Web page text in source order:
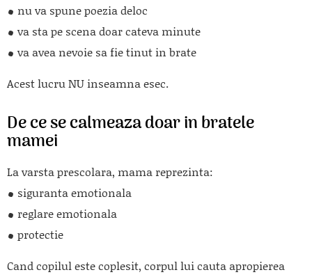
nu va spune poezia deloc
va sta pe scena doar cateva minute
va avea nevoie sa fie tinut in brate
Acest lucru NU inseamna esec.
De ce se calmeaza doar in bratele
mamei
La varsta prescolara, mama reprezinta:
siguranta emotionala
reglare emotionala
protectie
Cand copilul este coplesit, corpul lui cauta apropierea